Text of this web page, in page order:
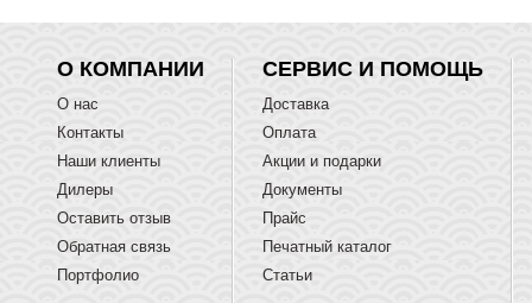
О КОМПАНИИ
О нас
Контакты
Наши клиенты
Дилеры
Оставить отзыв
Обратная связь
Портфолио
СЕРВИС И ПОМОЩЬ
Доставка
Оплата
Акции и подарки
Документы
Прайс
Печатный каталог
Статьи